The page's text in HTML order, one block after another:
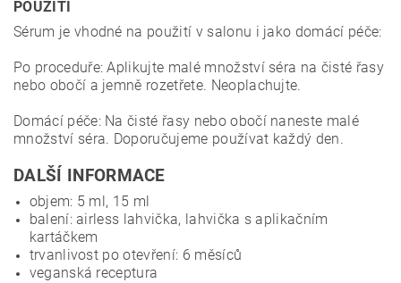
POUŽITÍ
Sérum je vhodné na použití v salonu i jako domácí péče:
Po proceduře: Aplikujte malé množství séra na čisté řasy
nebo obočí a jemně rozetřete. Neoplachujte.
Domácí péče: Na čisté řasy nebo obočí naneste malé
množství séra. Doporučujeme používat každý den.
DALŠÍ INFORMACE
objem: 5 ml, 15 ml
balení: airless lahvička, lahvička s aplikačním
kartáčkem
trvanlivost po otevření: 6 měsíců
veganská receptura